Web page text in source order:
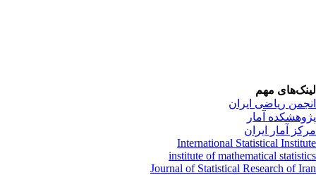
مهم
ریاضی ایران
آمار
آمار ایران
International Statistical
institute of mathematical
Journal of Statistical Research of